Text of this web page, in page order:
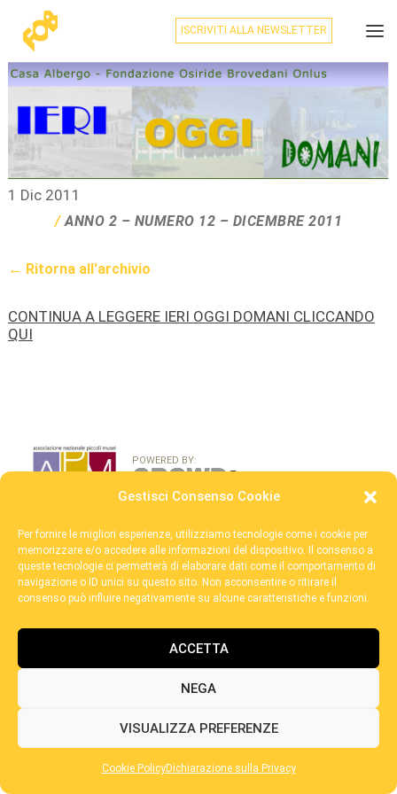
Gestisci Consenso Cookie
Per fornire le migliori esperienze, utilizziamo tecnologie come i cookie per
memorizzare e/o accedere alle informazioni del dispositivo. Il consenso a
queste tecnologie ci permetterà di elaborare dati come il comportamento di
navigazione o ID unici su questo sito. Non acconsentire o ritirare il
consenso può influire negativamente su alcune caratteristiche e funzioni.
ACCETTA
NEGA
VISUALIZZA PREFERENZE
Cookie PolicyDichiarazione sulla Privacy
ISCRIVITI ALLA NEWSLETTER
ANNO 2 – NUMERO 12 – DICEMBRE 2011
1 Dic 2011
← Ritorna all'archivio
CONTINUA A LEGGERE IERI OGGI DOMANI CLICCANDO
QUI
POWERED BY:
segr@fondazionebrovedani.it